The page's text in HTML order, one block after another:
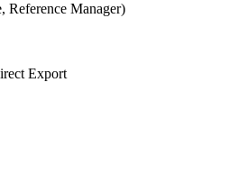
Reference Manager)
Export